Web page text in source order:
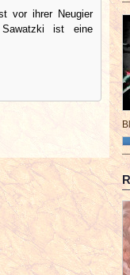
vor ihrer Neugier
ist eine